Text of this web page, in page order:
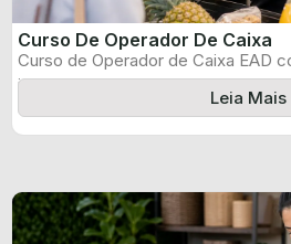
Curso De Operador De Caixa
Curso de Operador de Caixa EAD
informado pelo produtor ...
Leia Mais